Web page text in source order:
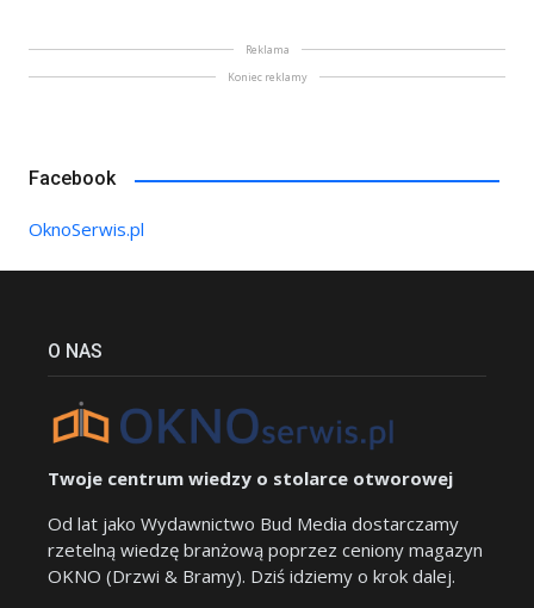
Reklama
Koniec reklamy
Facebook
OknoSerwis.pl
O NAS
Twoje centrum wiedzy o stolarce otworowej
Od lat jako Wydawnictwo Bud Media dostarczamy
rzetelną wiedzę branżową poprzez ceniony magazyn
OKNO (Drzwi & Bramy). Dziś idziemy o krok dalej.